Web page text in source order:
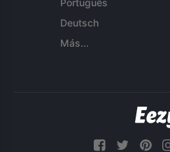
Português
Deutsch
Más...